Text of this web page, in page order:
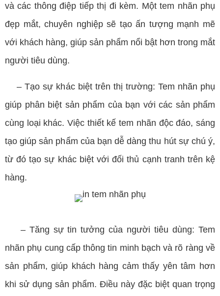
và các thông điệp tiếp thị đi kèm. Một tem nhãn phụ
đẹp mắt, chuyên nghiệp sẽ tạo ấn tượng mạnh mẽ
với khách hàng, giúp sản phẩm nổi bật hơn trong mắt
người tiêu dùng.
– Tạo sự khác biệt trên thị trường: Tem nhãn phụ
giúp phân biệt sản phẩm của bạn với các sản phẩm
cùng loại khác. Việc thiết kế tem nhãn độc đáo, sáng
tạo giúp sản phẩm của bạn dễ dàng thu hút sự chú ý,
từ đó tạo sự khác biệt với đối thủ cạnh tranh trên kệ
hàng.
– Tăng sự tin tưởng của người tiêu dùng: Tem
nhãn phụ cung cấp thông tin minh bạch và rõ ràng về
sản phẩm, giúp khách hàng cảm thấy yên tâm hơn
khi sử dụng sản phẩm. Điều này đặc biệt quan trọng